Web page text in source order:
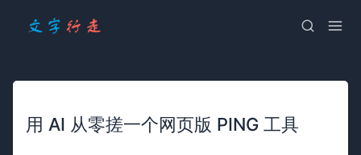
用 AI 从零搓一个网页版 PING 工具